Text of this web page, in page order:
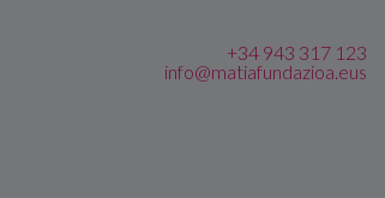
+34 943 317 123
info@matiafundazioa.eus